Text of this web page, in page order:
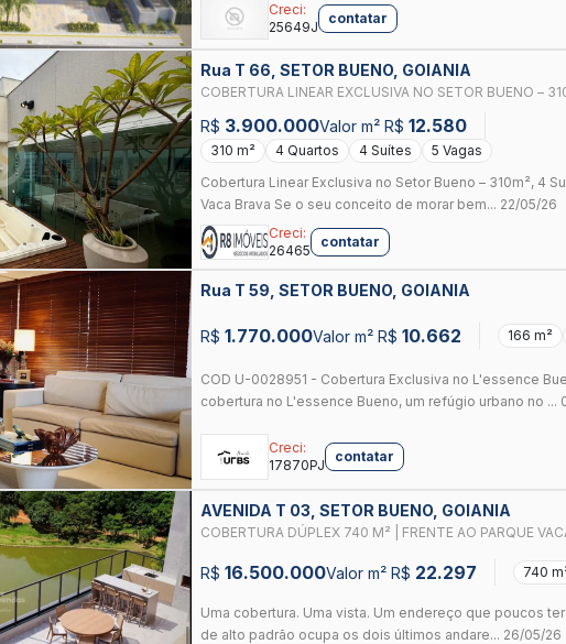
Creci:
25649J
contatar
Rua T 66, SETOR BUENO, GOIANIA
COBERTURA LINEAR EXCLUSIVA NO SETOR BUENO –
DO PARQUE VACA BRAVA
R$ 3.900.000Valor m² R$ 12.580
310 m² 4 Quartos 4 Suítes
5 Vagas
Cobertura Linear Exclusiva no Setor Bueno – 310m², 4
Vaca Brava Se o seu conceito de morar bem... 22/05/26
Creci:
26465
contatar
Rua T 59, SETOR BUENO, GOIANIA
R$ 1.770.000Valor m² R$ 10.662 166 m²
COD U-0028951 - Cobertura Exclusiva no L'essence
cobertura no L'essence Bueno, um refúgio urbano no ...
Creci:
17870PJ
contatar
AVENIDA T 03, SETOR BUENO, GOIANIA
COBERTURA DÚPLEX 740 M² | FRENTE AO PARQUE
R$ 16.500.000Valor m² R$ 22.297 740
Uma cobertura. Uma vista. Um endereço que poucos
de alto padrão ocupa os dois últimos andare... 26/05/26